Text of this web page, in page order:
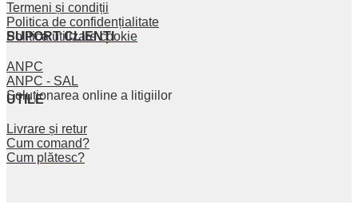
Termeni și condiții
Politica de confidențialitate
Politica utilizare cookie
SUPORT CLIENȚI
ANPC
ANPC - SAL
Soluționarea online a litigiilor
UTILE
Livrare și retur
Cum comand?
Cum plătesc?